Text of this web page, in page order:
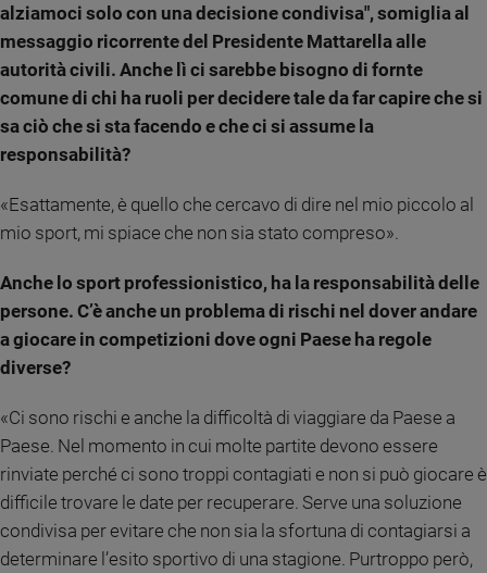
Podcast
Privacy
Chi
siamo
Pubblicità
Registrati
Redazione
Social
alziamoci solo con una decisione condivisa", somiglia al
messaggio ricorrente del Presidente Mattarella alle
autorità civili. Anche lì ci sarebbe bisogno di fornte
comune di chi ha ruoli per decidere tale da far capire che si
sa ciò che si sta facendo e che ci si assume la
responsabilità?
«Esattamente, è quello che cercavo di dire nel mio piccolo al
mio sport, mi spiace che non sia stato compreso».
Anche lo sport professionistico, ha la responsabilità delle
persone. C’è anche un problema di rischi nel dover andare
a giocare in competizioni dove ogni Paese ha regole
diverse?
«Ci sono rischi e anche la difficoltà di viaggiare da Paese a
Paese. Nel momento in cui molte partite devono essere
rinviate perché ci sono troppi contagiati e non si può giocare è
difficile trovare le date per recuperare. Serve una soluzione
condivisa per evitare che non sia la sfortuna di contagiarsi a
determinare l’esito sportivo di una stagione. Purtroppo però,